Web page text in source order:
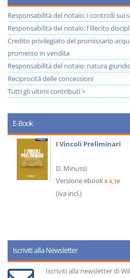
Responsabilità del notaio: i controlli sui
Responsabilità del notaio: l'illecito
Credito privilegiato del promissario
promesso in vendita
Responsabilità del notaio: natura
Reciprocità delle concessioni
Tutti gli ultimi contributi >
E-Book
I Vincoli Preliminari
D. Minussi
Versione ebook € 4,19
(iva incl.)
Iscriviti alla Newsletter
Iscriviti alla newsletter di